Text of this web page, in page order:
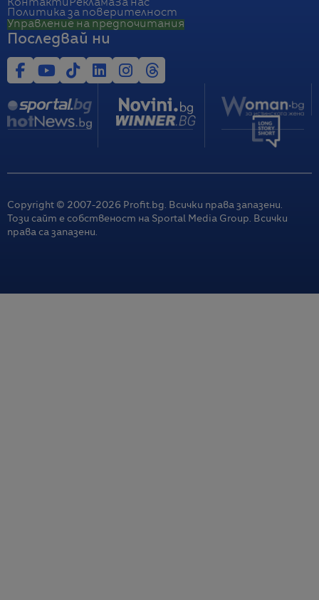
Контакти РекламаЗа нас
Политика за поверителност
Управление на предпочитания
Последвай ни
Copyright © 2007-2026 Profit.bg. Всички права запазени.
Този сайт е собственост на Sportal Media Group. Всички
права са запазени.